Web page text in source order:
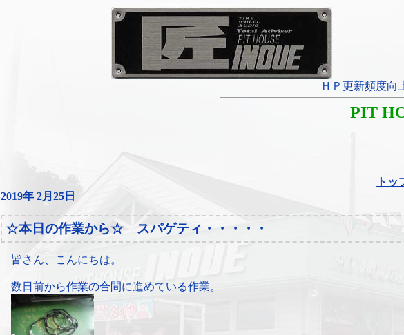
ＨＰ更新頻度
PIT
トッ
2019年 2月25日
☆本日の作業から☆ スパゲティ・・・・・
皆さん、こんにちは。
数日前から作業の合間に進めている作業。